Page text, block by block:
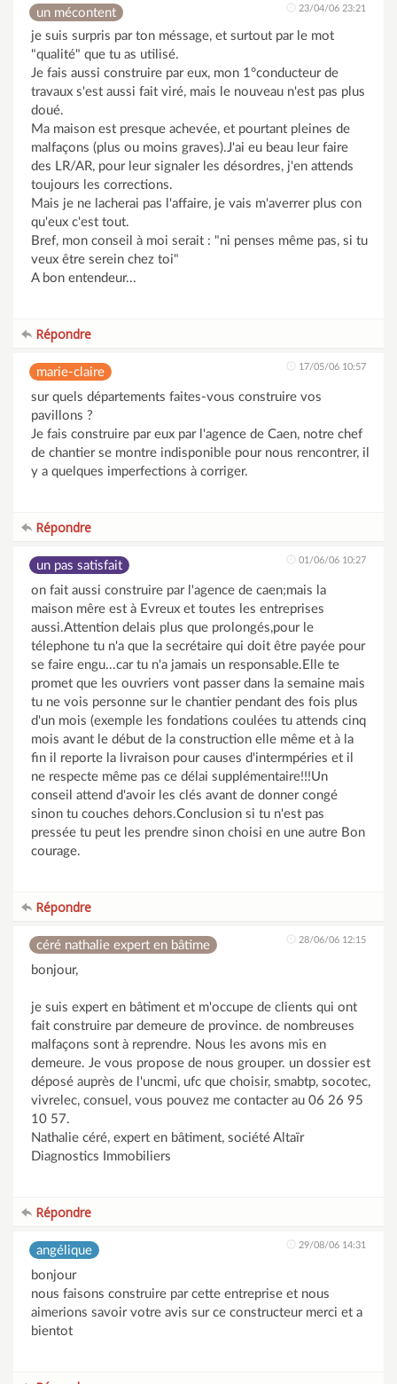
un mécontent 23/04/06 23:21
je suis surpris par ton méssage, et surtout par le mot
"qualité" que tu as utilisé.
Je fais aussi construire par eux, mon 1°conducteur de
travaux s'est aussi fait viré, mais le nouveau n'est pas plus
doué.
Ma maison est presque achevée, et pourtant pleines de
malfaçons (plus ou moins graves).J'ai eu beau leur faire
des LR/AR, pour leur signaler les désordres, j'en attends
toujours les corrections.
Mais je ne lacherai pas l'affaire, je vais m'averrer plus con
qu'eux c'est tout.
Bref, mon conseil à moi serait : "ni penses même pas, si tu
veux être serein chez toi"
A bon entendeur...
Répondre
marie-claire 17/05/06 10:57
sur quels départements faites-vous construire vos
pavillons ?
Je fais construire par eux par l'agence de Caen, notre chef
de chantier se montre indisponible pour nous rencontrer, il
y a quelques imperfections à corriger.
Répondre
un pas satisfait 01/06/06 10:27
on fait aussi construire par l'agence de caen;mais la
maison mêre est à Evreux et toutes les entreprises
aussi.Attention delais plus que prolongés,pour le
télephone tu n'a que la secrétaire qui doit être payée pour
se faire engu...car tu n'a jamais un responsable.Elle te
promet que les ouvriers vont passer dans la semaine mais
tu ne vois personne sur le chantier pendant des fois plus
d'un mois (exemple les fondations coulées tu attends cinq
mois avant le début de la construction elle même et à la
fin il reporte la livraison pour causes d'intermpéries et il
ne respecte même pas ce délai supplémentaire!!!Un
conseil attend d'avoir les clés avant de donner congé
sinon tu couches dehors.Conclusion si tu n'est pas
pressée tu peut les prendre sinon choisi en une autre Bon
courage.
Répondre
céré nathalie expert en bâtime 28/06/06 12:15
bonjour,
je suis expert en bâtiment et m'occupe de clients qui ont
fait construire par demeure de province. de nombreuses
malfaçons sont à reprendre. Nous les avons mis en
demeure. Je vous propose de nous grouper. un dossier est
déposé auprès de l'uncmi, ufc que choisir, smabtp, socotec,
vivrelec, consuel, vous pouvez me contacter au 06 26 95
10 57.
Nathalie céré, expert en bâtiment, société Altaïr
Diagnostics Immobiliers
Répondre
angélique 29/08/06 14:31
bonjour
nous faisons construire par cette entreprise et nous
aimerions savoir votre avis sur ce constructeur merci et a
bientot